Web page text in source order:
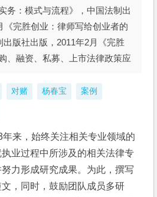
务：模式与流程》，中国法制出
《完胜创业：律师写给创业者的
出版社出版，2011年2月《完胜
、融资、私募、上市法律政策应
对赌 杨春宝 案例
来，始终关注相关专业领域的
业过程中所涉及的相关法律专
力形成研究成果。为此，撰写
，同时，鼓励团队成员多研